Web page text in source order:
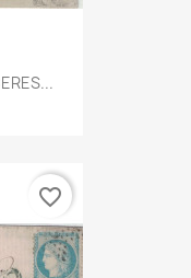
favorite_border